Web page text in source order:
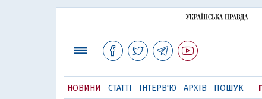
НОВИНИ СТАТТІ ІНТЕРВ'Ю АРХІВ ПОШУК